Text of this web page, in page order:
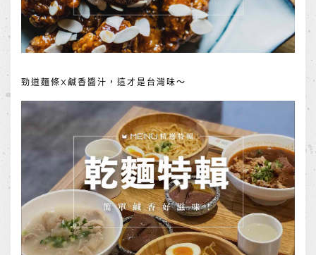
勁道麵條X鹹香醬汁，這才是台灣味～